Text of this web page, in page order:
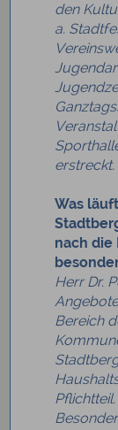
den
a.
erstreckt.
Was
nach die
Herr Dr.
Bereich
Pflichtteil.